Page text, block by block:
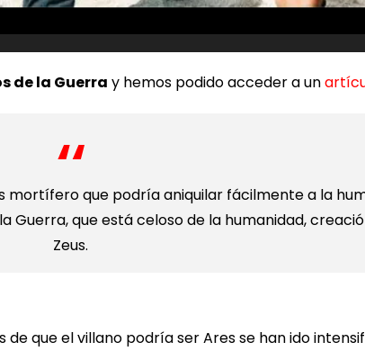
de la Guerra y hemos podido acceder a un
mortífero que podría aniquilar fácilmente a la
Guerra, que está celoso de la humanidad,
Zeus.
que el villano podría ser Ares se han ido